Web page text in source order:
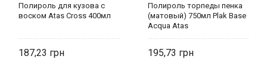
Полироль для кузова с
воском Atas Cross 400мл
187,23
Полироль торпеды пенка
(матовый) 750мл Plak Base
Acqua Atas
195,73